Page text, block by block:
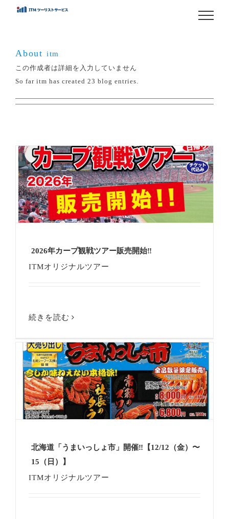
About itm
この作成者は詳細を入力していません
So far itm has created 23 blog entries.
2026年カープ観戦ツアー販売開始‼
ITMオリジナルツアー
続きを読む
北海道「うまいっしょ市」開催‼【12/12（金）〜
15（日）】
ITMオリジナルツアー